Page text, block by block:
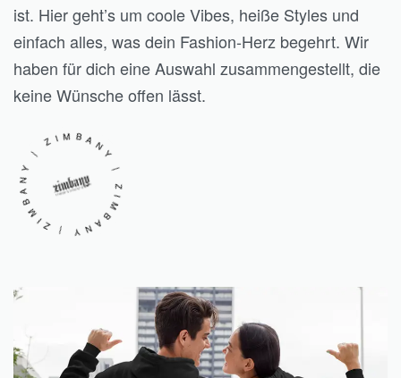
ist. Hier geht’s um coole Vibes, heiße Styles und
einfach alles, was dein Fashion-Herz begehrt. Wir
haben für dich eine Auswahl zusammengestellt, die
keine Wünsche offen lässt.
| ZIMBANY | ZIMBANY |